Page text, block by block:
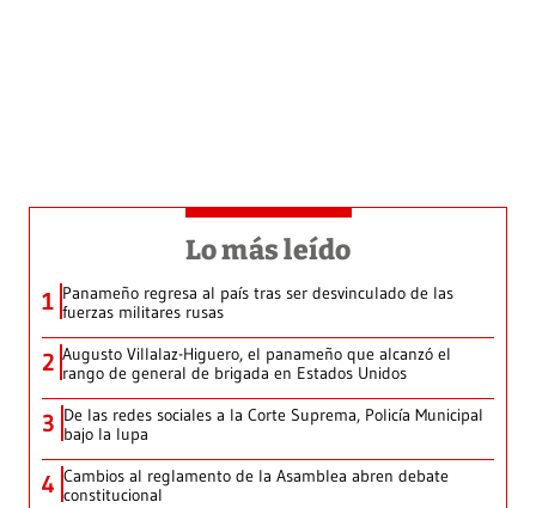
Lo más leído
1 Panameño regresa al país tras ser desvinculado de las
fuerzas militares rusas
2 Augusto Villalaz-Higuero, el panameño que alcanzó el
rango de general de brigada en Estados Unidos
3 De las redes sociales a la Corte Suprema, Policía Municipal
bajo la lupa
4 Cambios al reglamento de la Asamblea abren debate
constitucional